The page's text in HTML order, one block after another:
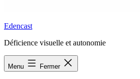
Edencast
Déficience visuelle et autonomie
Menu Fermer